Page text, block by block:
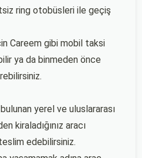
ring otobüsleri ile geçiş
Careem gibi mobil taksi
ya da binmeden önce
yerel ve uluslararası
kiraladığınız aracı
edebilirsiniz.